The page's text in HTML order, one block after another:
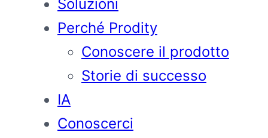
Soluzioni
Perché Prodity
Conoscere il prodotto
Storie di successo
IA
Conoscerci